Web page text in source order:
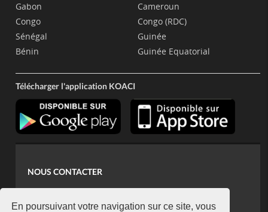
En poursuivant votre navigation sur ce site, vous
Gabon
Congo
Sénégal
Bénin
Cameroun
Congo (RDC)
Guinée
Guinée Equatorial
Télécharger l'application KOACI
NOUS CONTACTER